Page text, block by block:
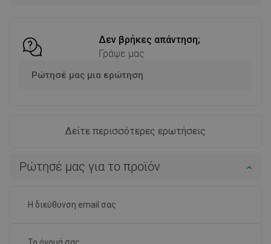
Δεν βρήκες απάντηση;
Γράψε μας
Ρώτησέ μας μια ερώτηση
Δείτε περισσότερες ερωτήσεις
Ρώτησέ μας για το προϊόν